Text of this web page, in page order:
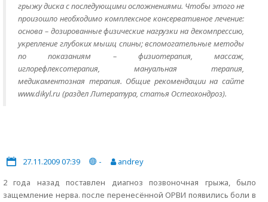
грыжу диска с последующими осложнениями. Чтобы этого не
произошло необходимо комплексное консервативное лечение:
основа – дозированные физические нагрузки на декомпрессию,
укрепление глубоких мышц спины; вспомогательные методы
по показаниям – физиотерапия, массаж,
иглорефлексотерапия, мануальная терапия,
медикаментозная терапия. Общие рекомендации на сайте
www.dikyl.ru (раздел Литература, статья Остеохондроз).
27.11.2009 07:39 -
andrey
2 года назад поставлен диагноз позвоночная грыжа, было
защемление нерва. после перенесённой ОРВИ появились боли в